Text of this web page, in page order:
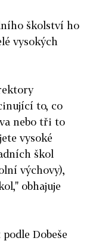
školství ho
vysokých
to, co
nebo tři to
vysoké
škol
výchovy),
obhajuje
Dobeše